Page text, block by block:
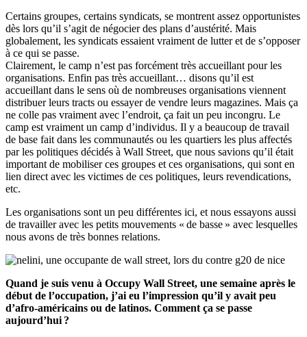
Certains groupes, certains syndicats, se montrent assez opportunistes
dès lors qu’il s’agit de négocier des plans d’austérité. Mais
globalement, les syndicats essaient vraiment de lutter et de s’opposer
à ce qui se passe.
Clairement, le camp n’est pas forcément très accueillant pour les
organisations. Enfin pas très accueillant… disons qu’il est
accueillant dans le sens où de nombreuses organisations viennent
distribuer leurs tracts ou essayer de vendre leurs magazines. Mais ça
ne colle pas vraiment avec l’endroit, ça fait un peu incongru. Le
camp est vraiment un camp d’individus. Il y a beaucoup de travail
de base fait dans les communautés ou les quartiers les plus affectés
par les politiques décidés à Wall Street, que nous savions qu’il était
important de mobiliser ces groupes et ces organisations, qui sont en
lien direct avec les victimes de ces politiques, leurs revendications,
etc.
Les organisations sont un peu différentes ici, et nous essayons aussi
de travailler avec les petits mouvements « de basse » avec lesquelles
nous avons de très bonnes relations.
Quand je suis venu à Occupy Wall Street, une semaine après le
début de l’occupation, j’ai eu l’impression qu’il y avait peu
d’afro-américains ou de latinos. Comment ça se passe
aujourd’hui ?